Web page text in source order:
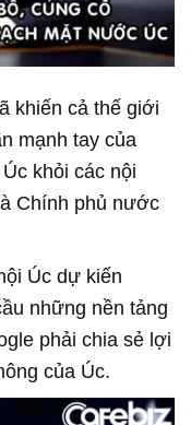
khiến cả thế giới
mạnh tay của
khỏi các nội
Chính phủ nước
Úc dự kiến
những nền tảng
phải chia sẻ lợi
của Úc.